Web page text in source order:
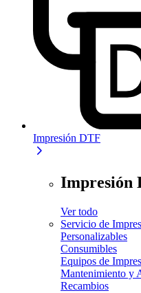
Impresión DTF
Impresión
Ver todo
Servicio de
Personalizables
Consumibles
Equipos de
Mantenimiento y
Recambios